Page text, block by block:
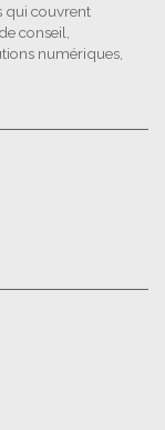
qui couvrent
conseil,
numériques,